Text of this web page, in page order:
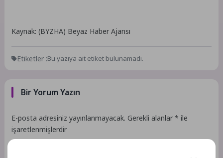
Kaynak: (BYZHA) Beyaz Haber Ajansı
Etiketler :Bu yazıya ait etiket bulunamadı.
Bir Yorum Yazın
E-posta adresiniz yayınlanmayacak. Gerekli alanlar* ile
işaretlenmişlerdir